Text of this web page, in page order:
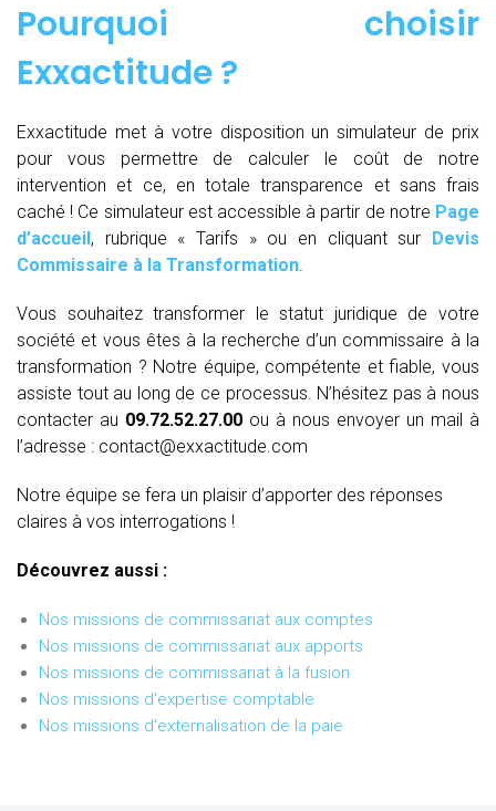
Pourquoi choisir
Exxactitude ?
Exxactitude met à votre disposition un simulateur de prix
pour vous permettre de calculer le coût de notre
intervention et ce, en totale transparence et sans frais
caché ! Ce simulateur est accessible à partir de notre Page
d’accueil, rubrique « Tarifs » ou en cliquant sur Devis
Commissaire à la Transformation.
Vous souhaitez transformer le statut juridique de votre
société et vous êtes à la recherche d’un commissaire à la
transformation ? Notre équipe, compétente et fiable, vous
assiste tout au long de ce processus. N’hésitez pas à nous
contacter au 09.72.52.27.00 ou à nous envoyer un mail à
l’adresse : contact@exxactitude.com
Notre équipe se fera un plaisir d’apporter des réponses
claires à vos interrogations !
Découvrez aussi :
Nos missions de commissariat aux comptes
Nos missions de commissariat aux apports
Nos missions de commissariat à la fusion
Nos missions d'expertise comptable
Nos missions d'externalisation de la paie